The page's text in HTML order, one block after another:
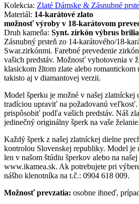
Kolekcia: Zlaté Dámske & Zásnubné
Materiál: 14-karátové zlato
možnosť výroby v 18-karátovom
Druh kameňa: Synt. zirkón výbrus
Zásnubný prsteň zo 14-karátového/18-
Swar.zirkónmi. Farebné prevedenie
vašich predstáv. Možnosť vyhotovenia v
klasickom žltom zlate alebo romantickom
takisto aj v diamantovej verzii.
Model šperku je možné v našej zlatníckej
tradíciou upraviť na požadovanú veľkosť.
prispôsobiť podľa vašich predstáv. Náš
jedinečný originálny šperk na vaše želanie.
Každý šperk z našej zlatníckej dielne
kontrolou Slovenskej republiky. Model je
len v našom štúdiu šperkov alebo na
www.ikamea.sk. Ak potrebujete pri
nášho klenotníka na t.č.: 0904 618 009.
Možnosť prevzatia: osobne ihneď,